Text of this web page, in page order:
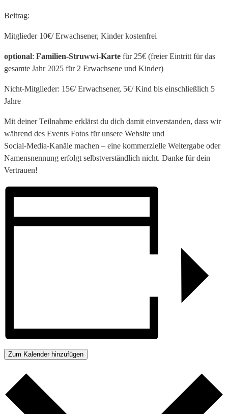
Beitrag:
Mitglieder 10€/ Erwachsener, Kinder kostenfrei
optional: Familien-Struwwi-Karte für 25€ (freier Eintritt für das
gesamte Jahr 2025 für 2 Erwachsene und Kinder)
Nicht-Mitglieder: 15€/ Erwachsener, 5€/ Kind bis einschließlich 5
Jahre
Mit deiner Teilnahme erklärst du dich damit einverstanden, dass wir
während des Events Fotos für unsere Website und
Social‑Media‑Kanäle machen – eine kommerzielle Weitergabe oder
Namensnennung erfolgt selbstverständlich nicht. Danke für dein
Vertrauen!
Zum Kalender hinzufügen